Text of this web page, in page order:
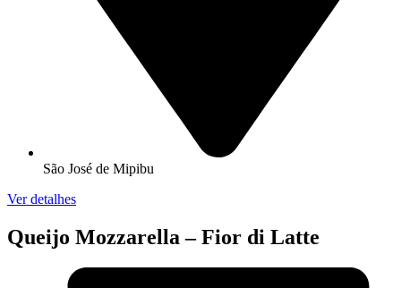
São José de Mipibu
Ver detalhes
Queijo Mozzarella – Fior di Latte